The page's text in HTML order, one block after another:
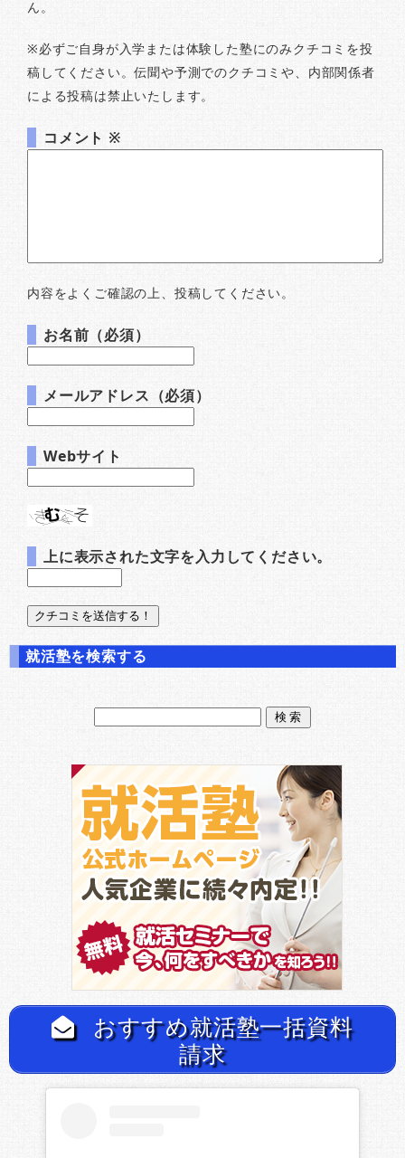
ん。
※必ずご自身が入学または体験した塾にのみクチコミを投
稿してください。伝聞や予測でのクチコミや、内部関係者
による投稿は禁止いたします。
コメント ※
内容をよくご確認の上、投稿してください。
お名前（必須）
メールアドレス（必須）
Webサイト
上に表示された文字を入力してください。
就活塾を検索する
おすすめ就活塾一括資料
請求